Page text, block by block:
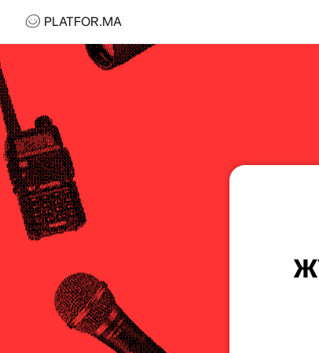
PLATFOR.MA
PLATFOR.MA
Про нас
Спецпроєкти
Редакційна політика
Співпраця
АГЕНЦІЯ
МАГАЗИН